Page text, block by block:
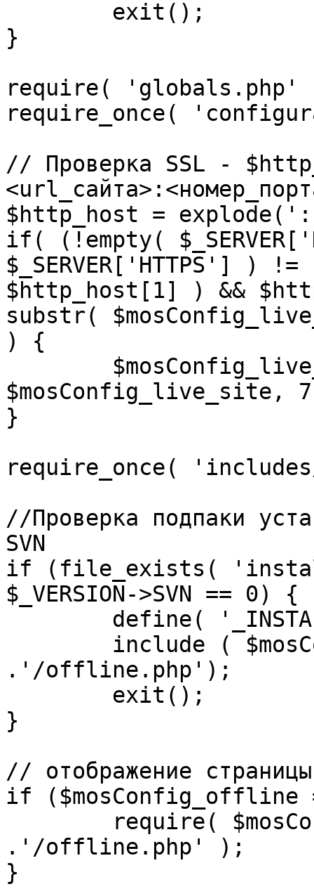
}
require(
require_once(
// Проверка SSL -
$http_host = explode(':',
if( (!empty(
$_SERVER['HTTPS']
$http_host[1] ) &&
substr(
) {
$mosConfig_live_site,
}
require_once(
//Проверка подпаки
SVN
if (file_exists(
$_VERSION->SVN == 0) {
.'/offline.php');
}
// отображение
if ($mosConfig_offline
.'/offline.php' );
}